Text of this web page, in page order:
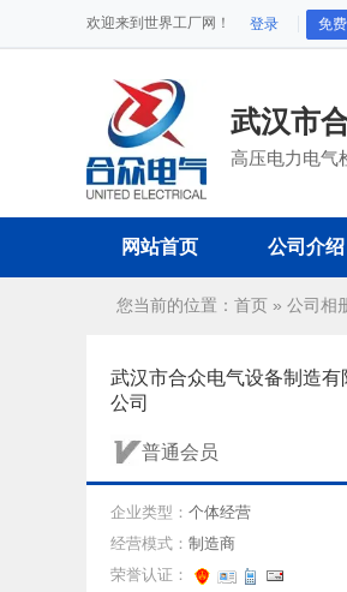
欢迎来到世界工厂网！ 登录 免
武汉市
高压电力电气
网站首页 公司介绍
您当前的位置： 首页 » 公司相
武汉市合众电气设备制造有
公司
普通会员
企业类型： 个体经营
经营模式： 制造商
荣誉认证：